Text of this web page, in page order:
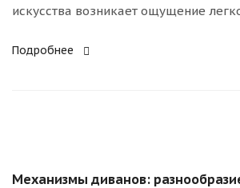
искусства возникает ощущение
Подробнее
Механизмы диванов: